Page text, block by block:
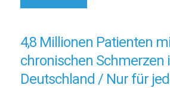
4,8 Millionen Patienten
chronischen Schmerzen
Deutschland / Nur für